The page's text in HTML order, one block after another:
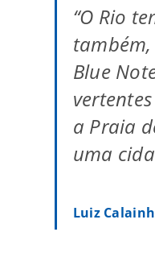
“O Rio
Blue
a Praia
uma
Luiz